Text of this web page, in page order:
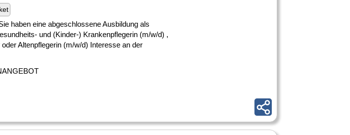
haben eine abgeschlossene Ausbildung als
und (Kinder-) Krankenpflegerin (m/w/d) ,
Altenpflegerin (m/w/d) Interesse an der